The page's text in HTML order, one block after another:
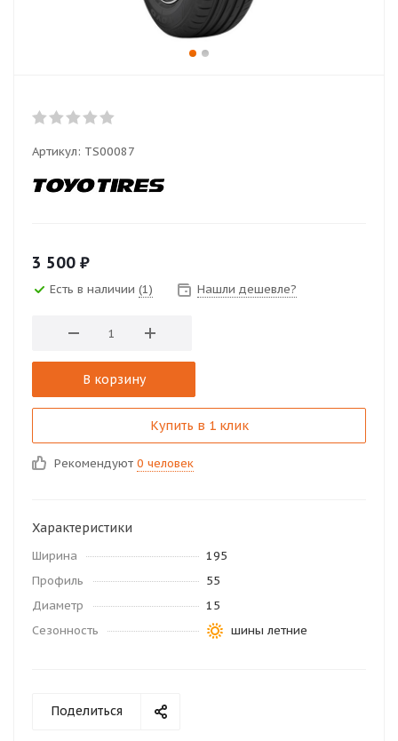
Артикул: TS00087
3 500 ₽
Есть в наличии (1) Нашли дешевле?
В корзину
Купить в 1 клик
Рекомендуют 0 человек
Характеристики
Ширина
195
Профиль
55
Диаметр
15
Сезонность
шины летние
Поделиться